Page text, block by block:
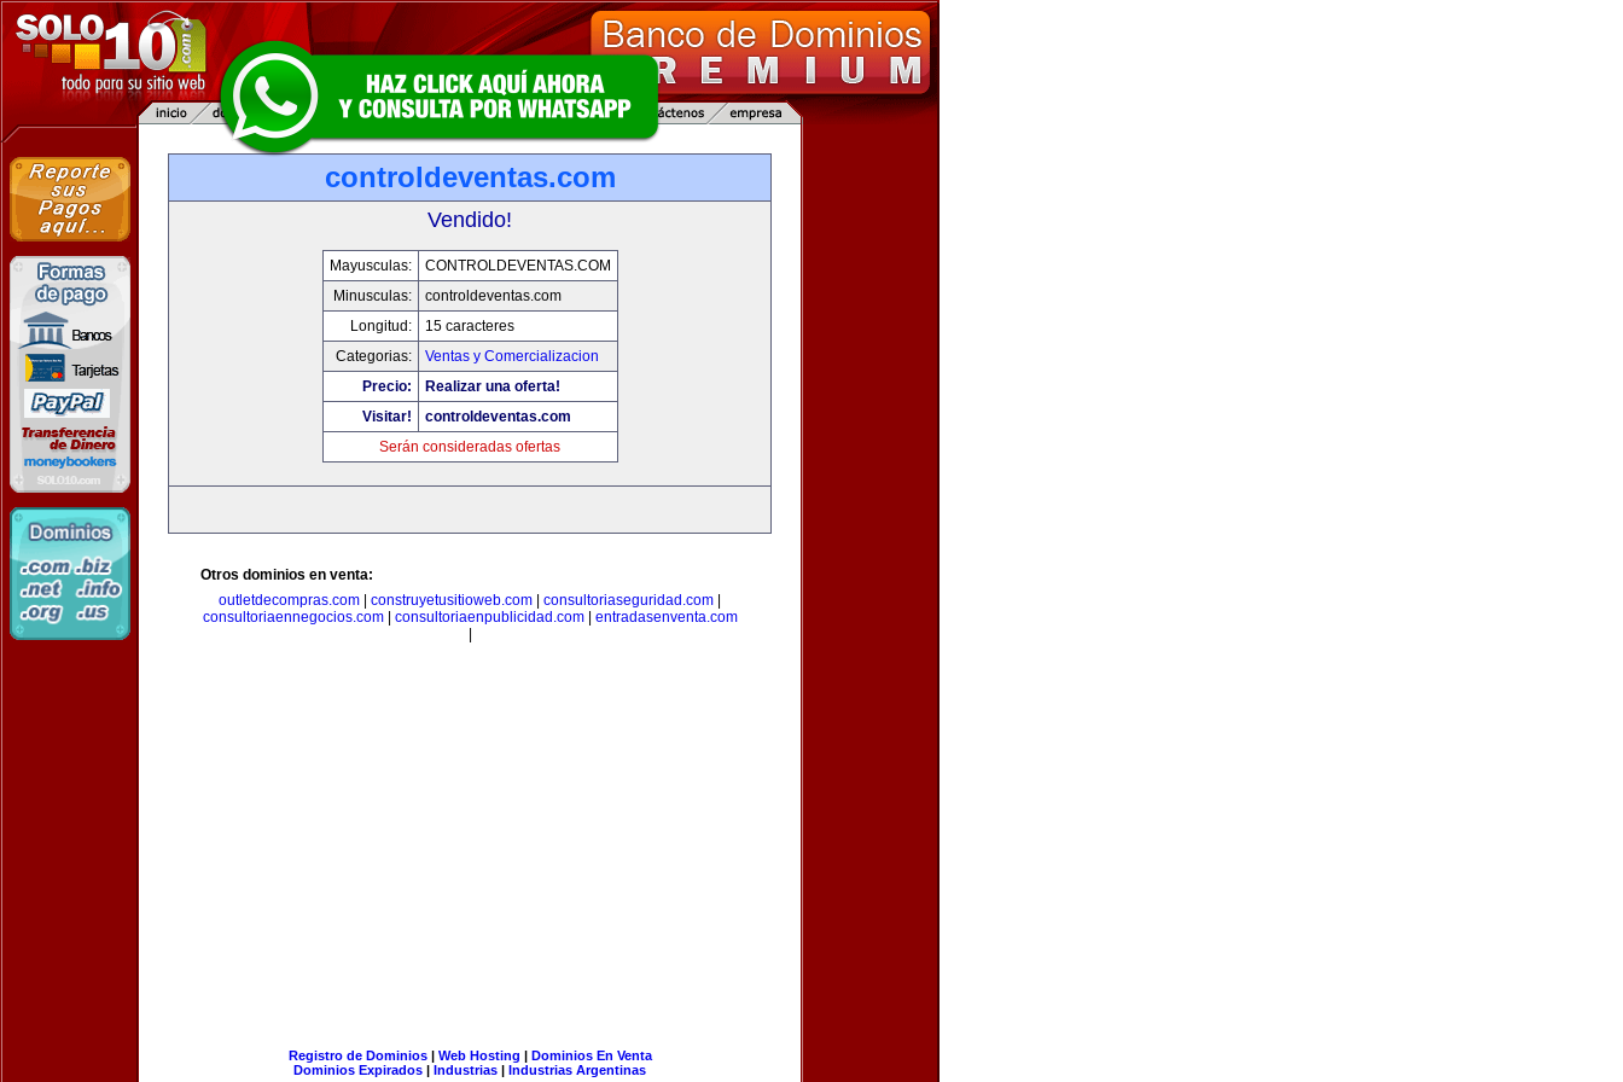
controldeventas.com
Vendido!
Mayusculas:
CONTROLDEVENTAS.COM
Minusculas:
controldeventas.com
Longitud:
15 caracteres
Categorias:
Ventas y Comercializacion
Precio:
Realizar una oferta!
Visitar!
controldeventas.com
Serán consideradas ofertas
Otros dominios en venta:
outletdecompras.com
construyetusitioweb.com consultoriaseguridad.com
consultoriaennegocios.com| consultoriaenpublicidad.com| entradasenventa.com
Registro de Dominios| Web Hosting | Dominios En Venta
Dominios Expirados | Industrias | Industrias Argentinas